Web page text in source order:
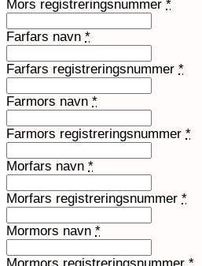
Mors registreringsnummer *
Farfars navn *
Farfars registreringsnummer *
Farmors navn *
Farmors registreringsnummer *
Morfars navn *
Morfars registreringsnummer *
Mormors navn *
Mormors registreringsnummer *